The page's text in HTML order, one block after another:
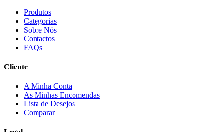
Produtos
Categorias
Sobre Nós
Contactos
FAQs
Cliente
A Minha Conta
As Minhas Encomendas
Lista de Desejos
Comparar